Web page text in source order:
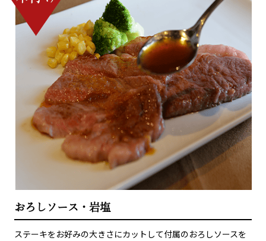
おろしソース・岩塩
ステーキをお好みの大きさにカットして付属のおろしソースを